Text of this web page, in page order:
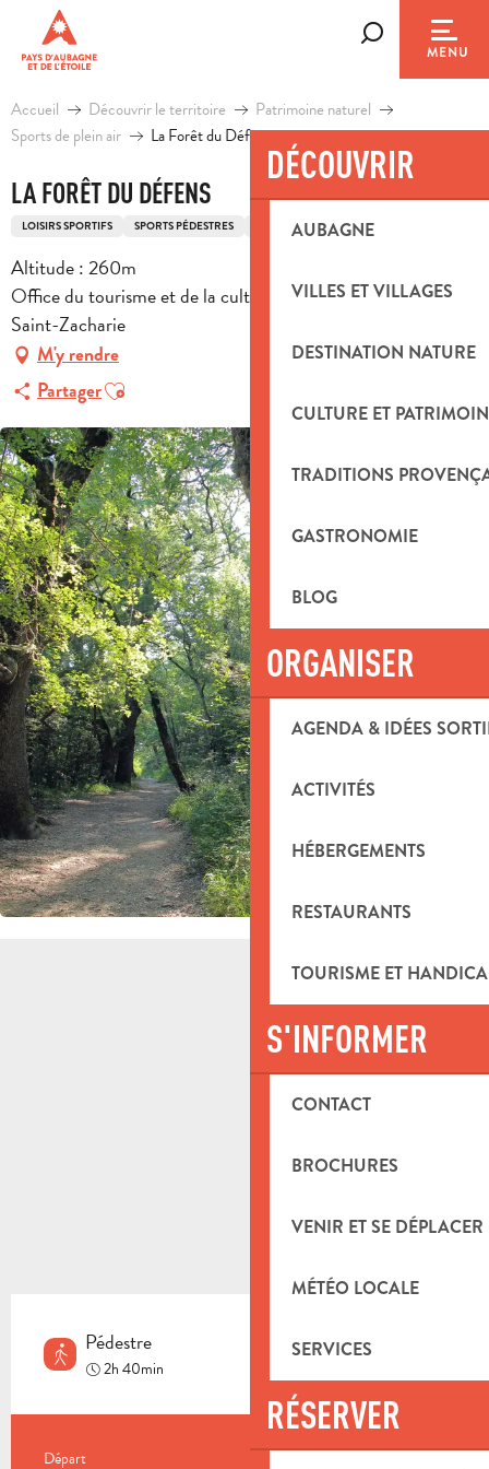
contenu
principal
MENU
DÉCOUVRIR
AUBAGNE
VILLES ET VILLAGES
DESTINATION NATURE
CULTURE ET
TRADITIONS
GASTRONOMIE
BLOG
ORGANISER
AGENDA & IDÉES
ACTIVITÉS
HÉBERGEMENTS
RESTAURANTS
TOURISME ET
S'INFORMER
CONTACT
BROCHURES
VENIR ET SE DÉPLACER
MÉTÉO LOCALE
SERVICES
RÉSERVER
Accueil Découvrir le territoire
Patrimoine naturel
Sports de plein air
La Forêt du Défens
LA FORÊT DU DÉFENS
LOISIRS SPORTIFS SPORTS PÉDESTRES ITINÉRAIRE DE RANDONNÉE PÉDESTRE
Altitude : 260m
Office du tourisme et de la culture place Reda Caire, 83640
Saint-Zacharie
M'y rendre
PartagerAjouter aux favoris
Pédestre
2h 40min
Départ